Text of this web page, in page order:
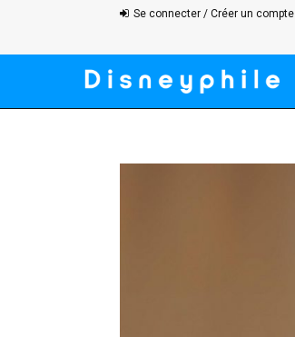
Se connecter / Créer un compte